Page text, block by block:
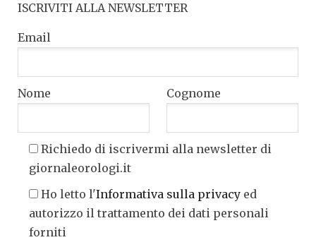
ISCRIVITI ALLA NEWSLETTER
Email
Nome Cognome
Richiedo di iscrivermi alla newsletter di
giornaleorologi.it
Ho letto l'Informativa sulla privacy ed
autorizzo il trattamento dei dati personali
forniti